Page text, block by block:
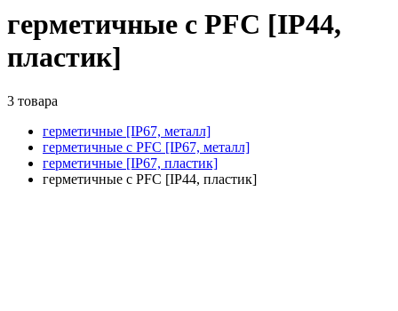
герметичные с PFC [IP44,
пластик]
3 товара
герметичные [IP67, металл]
герметичные с PFC [IP67, металл]
герметичные [IP67, пластик]
герметичные с PFC [IP44, пластик]